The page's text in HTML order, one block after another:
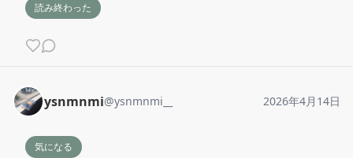
読み終わった
ysnmnmi@ysnmnmi__ 2026年4月14日
気になる